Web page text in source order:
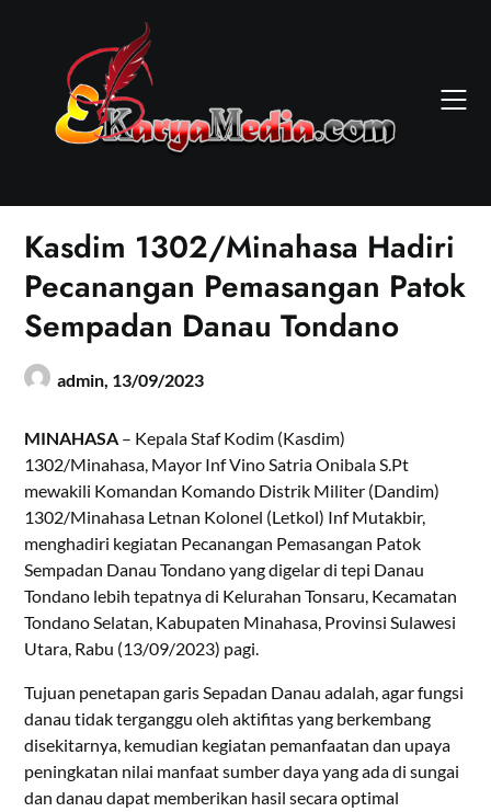
Kasdim 1302/Minahasa Hadiri
Pecanangan Pemasangan Patok
Sempadan Danau Tondano
admin, 13/09/2023
MINAHASA – Kepala Staf Kodim (Kasdim)
1302/Minahasa, Mayor Inf Vino Satria Onibala S.Pt
mewakili Komandan Komando Distrik Militer (Dandim)
1302/Minahasa Letnan Kolonel (Letkol) Inf Mutakbir,
menghadiri kegiatan Pecanangan Pemasangan Patok
Sempadan Danau Tondano yang digelar di tepi Danau
Tondano lebih tepatnya di Kelurahan Tonsaru, Kecamatan
Tondano Selatan, Kabupaten Minahasa, Provinsi Sulawesi
Utara, Rabu (13/09/2023) pagi.
Tujuan penetapan garis Sepadan Danau adalah, agar fungsi
danau tidak terganggu oleh aktifitas yang berkembang
disekitarnya, kemudian kegiatan pemanfaatan dan upaya
peningkatan nilai manfaat sumber daya yang ada di sungai
dan danau dapat memberikan hasil secara optimal